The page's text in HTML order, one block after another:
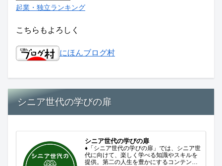
起業・独立ランキング
こちらもよろしく
にほんブログ村
シニア世代の学びの扉
シニア世代の学びの扉
♦「シニア世代の学びの扉」では、シニア世
代に向けて、楽しく学べる知識やスキルを
提供。第二の人生を豊かにするコンテンツ